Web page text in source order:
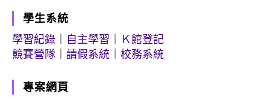
學生系統
學習紀錄
自主學習
Ｋ館登記
競賽營隊
請假系統 校務系統
專案網頁